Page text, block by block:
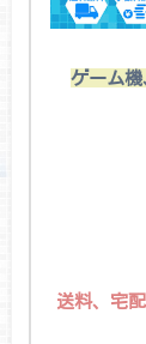
ゲーム機
送料、宅